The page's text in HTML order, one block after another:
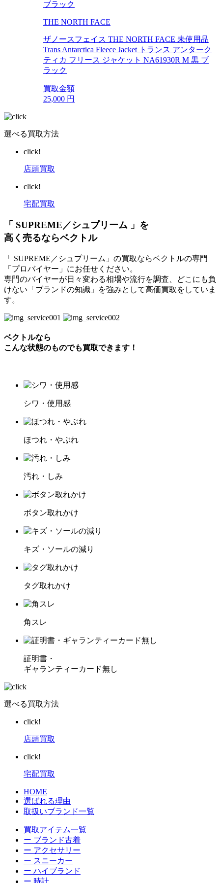
THE NORTH FACE
ザノースフェイス THE NORTH FACE 未使用品
Trans Antarctica Fleece Jacket トランス アンターク
ティカ フリース ジャケット NA61930R M 黒 ブ
ラック
買取金額
25,000 円
選べる買取方法
click!
店頭買取
click!
宅配買取
「 SUPREME／シュプリーム 」を
高く売るならベクトル
「 SUPREME／シュプリーム」の買取ならベクトルの専門
「プロバイヤー」にお任せください。
専門のバイヤーが日々変わる相場や流行を調査、どこにも負
けない「ブランドの知識」を強みとして高価買取をしていま
す。
ベクトルなら
こんな状態のものでも買取できます！
シワ・使用感
ほつれ・やぶれ
汚れ・しみ
ボタン取れかけ
キズ・ソールの減り
タグ取れかけ
角スレ
証明書・
ギャランティーカード無し
選べる買取方法
click!
店頭買取
click!
宅配買取
HOME
選ばれる理由
取扱いブランド一覧
買取アイテム一覧
ー ブランド古着
ー アクセサリー
ー スニーカー
ー ハイブランド